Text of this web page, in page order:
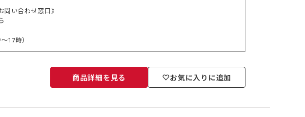
問い合わせ窓口》
17時）
商品詳細を見る お気に入りに追加